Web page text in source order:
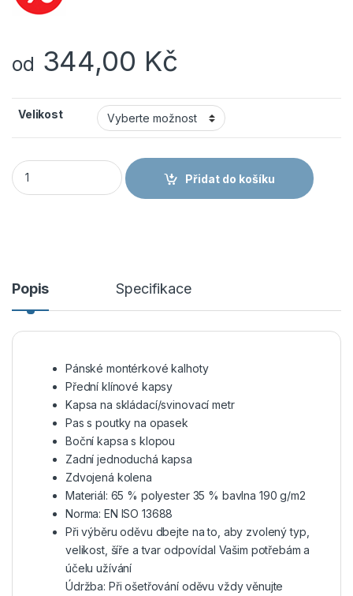
od 344,00 Kč
Velikost
CANIS CXS Kalhoty PHOENIX CEFEUS pánské šedá/červená
Přidat do košíku
Popis Specifikace
Pánské montérkové kalhoty
Přední klínové kapsy
Kapsa na skládací/svinovací metr
Pas s poutky na opasek
Boční kapsa s klopou
Zadní jednoduchá kapsa
Zdvojená kolena
Materiál: 65 % polyester 35 % bavlna 190 g/m2
Norma: EN ISO 13688
Při výběru oděvu dbejte na to, aby zvolený typ,
velikost, šíře a tvar odpovídal Vašim potřebám a
účelu užívání
Údržba: Při ošetřování oděvu vždy věnujte